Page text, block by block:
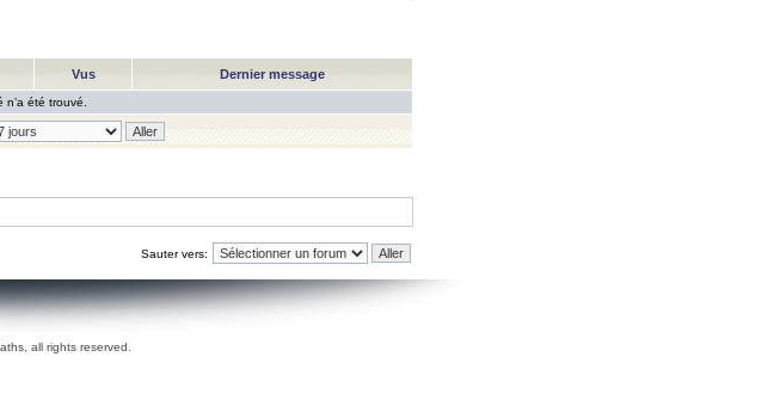
Vus Dernier message
été trouvé.
Sauter vers:
all rights reserved.